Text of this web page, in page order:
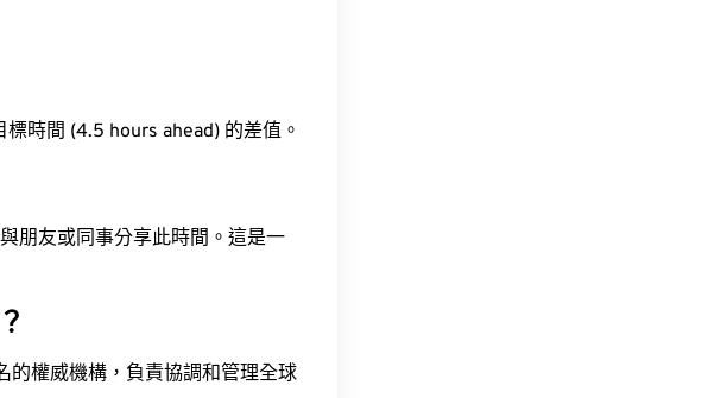
時間 (4.5 hours ahead) 的差值。
朋友或同事分享此時間。這是一
的權威機構，負責協調和管理全球